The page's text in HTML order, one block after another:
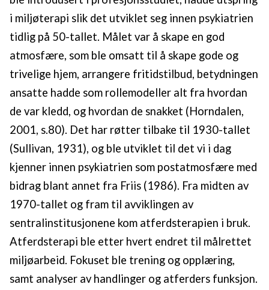
i miljøterapi slik det utviklet seg innen psykiatrien
tidlig på 50-tallet. Målet var å skape en god
atmosfære, som ble omsatt til å skape gode og
trivelige hjem, arrangere fritidstilbud, betydningen
ansatte hadde som rollemodeller alt fra hvordan
de var kledd, og hvordan de snakket (Horndalen,
2001, s.80). Det har røtter tilbake til 1930-tallet
(Sullivan, 1931), og ble utviklet til det vi i dag
kjenner innen psykiatrien som postatmosfære med
bidrag blant annet fra Friis (1986). Fra midten av
1970-tallet og fram til avviklingen av
sentralinstitusjonene kom atferdsterapien i bruk.
Atferdsterapi ble etter hvert endret til målrettet
miljøarbeid. Fokuset ble trening og opplæring,
samt analyser av handlinger og atferders funksjon.